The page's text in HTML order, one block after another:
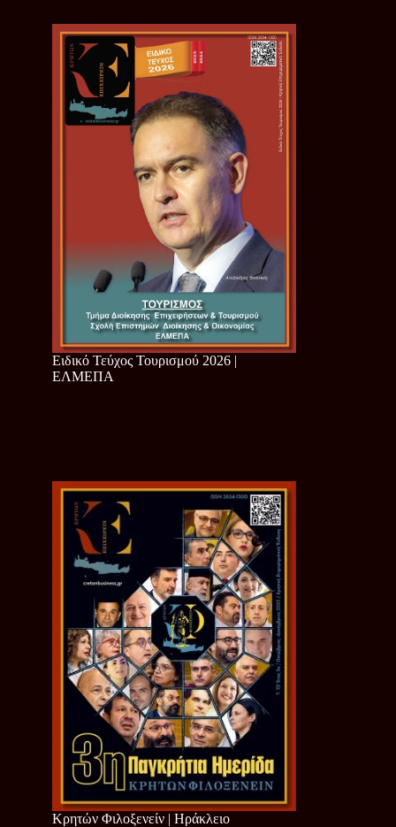
Ειδικό Τεύχος Τουρισμού 2026 |
ΕΛΜΕΠΑ
Κρητών Φιλοξενείν | Ηράκλειο